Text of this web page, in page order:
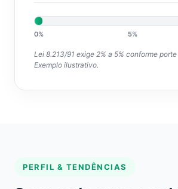
0% 5%
Lei 8.213/91 exige 2% a 5% conforme
Exemplo ilustrativo.
PERFIL & TENDÊNCIAS